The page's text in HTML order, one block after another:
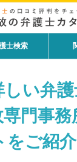
士検索
い弁
門事務
をご紹介